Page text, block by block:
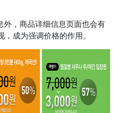
外，商品详细信息页面也会有
成为强调价格的作用。